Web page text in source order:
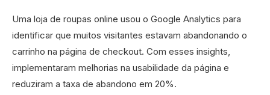
Uma loja de roupas online usou o Google Analytics para
identificar que muitos visitantes estavam abandonando o
carrinho na página de checkout. Com esses insights,
implementaram melhorias na usabilidade da página e
reduziram a taxa de abandono em 20%.